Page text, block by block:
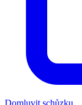
Domluvit schůzku